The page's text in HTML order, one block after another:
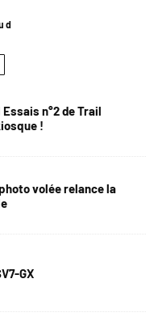
n°2 de Trail
!
photo volée relance la
GX